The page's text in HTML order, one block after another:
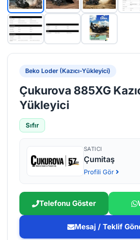
Beko Loder (Kazıcı-Yükleyici)
Çukurova 885XG
Yükleyici
Sıfır
SATICI
Çumitaş
Profili Gör
Telefonu Göster
Mesaj / Teklif